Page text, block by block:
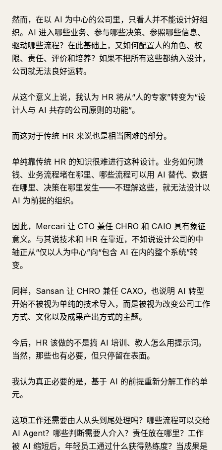
然而，在以 AI 为中心的公司里，只看人并不能设计好组
织。AI 进入哪些业务、参与哪些决策、参照哪些信息、
驱动哪些流程？在此基础上，又如何配置人的角色、权
限、责任、评价和培养？如果不把所有这些都纳入设计，
公司就无法良好运转。
从这个意义上说，我认为 HR 将从“人的专家”转变为“设
计人与 AI 共存的公司原则的功能”。
而这对于传统 HR 来说也是相当困难的部分。
单纯靠传统 HR 的知识很难进行这种设计。业务如何赚
钱、业务流程堵在哪里、哪些流程可以用 AI 替代、数据
在哪里、决策在哪里发生——不理解这些，就无法设计以
AI 为前提的组织。
因此，Mercari 让 CTO 兼任 CHRO 和 CAIO 具有象征
意义。与其说技术和 HR 在靠近，不如说设计公司的中
轴正从“仅以人为中心”向“包含 AI 在内的整个系统”转
变。
同样，Sansan 让 CHRO 兼任 CAXO，也说明 AI 转型
开始不被视为单纯的技术导入，而是被视为改变公司工作
方式、文化以及成果产出方式的主题。
今后，HR 该做的不是搞 AI 培训、教人怎么用提示词。
当然，那些也有必要，但只停留在表面。
我认为真正必要的是，基于 AI 的前提重新分解工作的单
元。
这项工作还需要由人从头到尾处理吗？哪些流程可以交给
AI Agent？哪些判断需要人介入？责任放在哪里？工作
被 AI 缩短后，年轻员工通过什么获得熟练度？当成果是